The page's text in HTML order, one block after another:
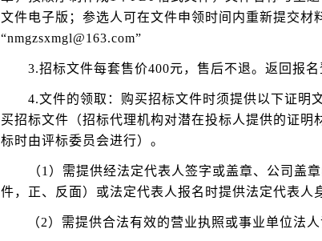
文件电子版；参选人可在文件申领时间内重新提交材
“nmgzsxmgl@163.com”
3.招标文件每套售价400元，售后不退。返回报
4.文件的领取：购买招标文件时须提供以下证明
买招标文件（招标代理机构对潜在投标人提供的证
标时由评标委员会进行）。
（1）需提供经法定代表人签字或盖章、公司盖
件，正、反面）或法定代表人报名时提供法定代表人
（2）需提供合法有效的营业执照或事业单位法人